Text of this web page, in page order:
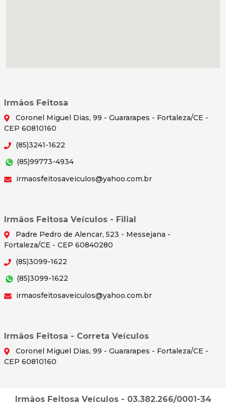
Irmãos Feitosa
Coronel Miguel Dias, 99 - Guararapes - Fortaleza/CE -
CEP 60810160
(85)3241-1622
(85)99773-4934
irmaosfeitosaveiculos@yahoo.com.br
Irmãos Feitosa Veículos - Filial
Padre Pedro de Alencar, 523 - Messejana -
Fortaleza/CE - CEP 60840280
(85)3099-1622
(85)3099-1622
irmaosfeitosaveiculos@yahoo.com.br
Irmãos Feitosa - Correta Veículos
Coronel Miguel Dias, 99 - Guararapes - Fortaleza/CE -
CEP 60810160
Irmãos Feitosa Veículos - 03.382.266/0001-34